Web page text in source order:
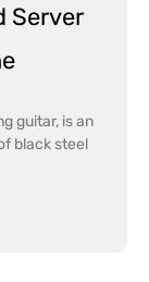
Server
guitar, is an
black steel